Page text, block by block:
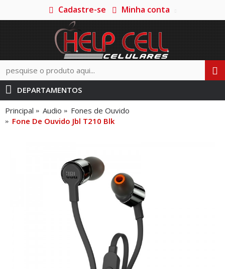
Cadastre-se Minha conta
DEPARTAMENTOS
Principal Audio
Fones de Ouvido
Fone De Ouvido Jbl T210 Blk